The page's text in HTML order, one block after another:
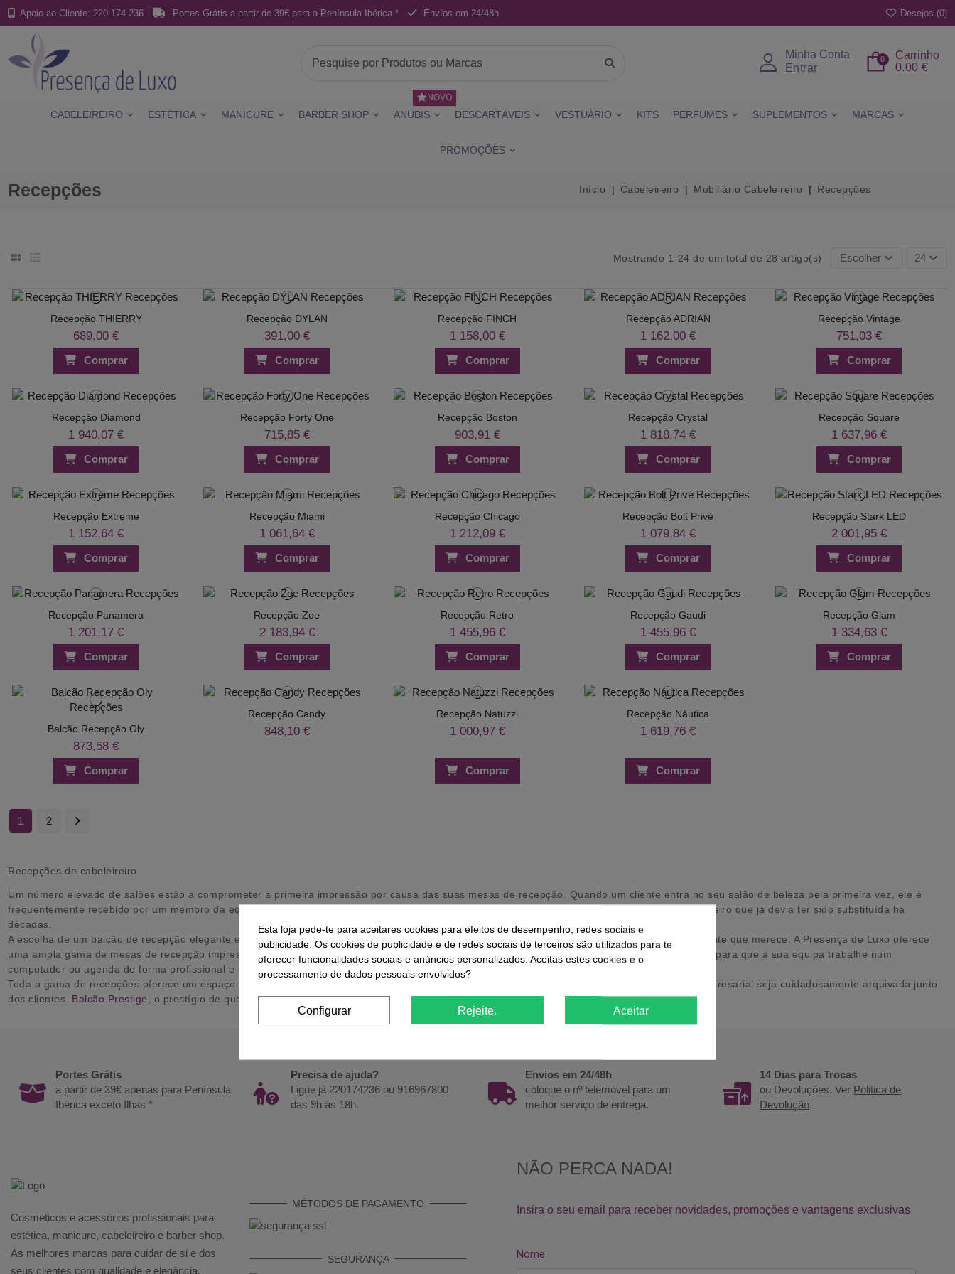
Apoio ao Cliente: 220 174 236 Portes Grátis a partir de 39€ para a Península Ibérica * Envíos em 24/48h Desejos (0)
Minha Conta
Entrar
Carrinho
0
0.00 €
CABELEIREIRO ESTÉTICA MANICURE BARBER SHOP ANUBIS
NOVO
DESCARTÁVEIS VESTUÁRIO KITS PERFUMES SUPLEMENTOS MARCAS
PROMOÇÕES
Recepções Início Cabeleireiro Mobiliário Cabeleireiro Recepções
Mostrando 1-24 de um total de 28 artigo(s) Escolher 24
Recepção THIERRY
689,00 €
Comprar
Recepção DYLAN
391,00 €
Comprar
Recepção FINCH
1 158,00 €
Comprar
Recepção ADRIAN
1 162,00 €
Comprar
Recepção Vintage
751,03 €
Comprar
Recepção Diamond
1 940,07 €
Comprar
Recepção Forty One
715,85 €
Comprar
Recepção Boston
903,91 €
Comprar
Recepção Crystal
1 818,74 €
Comprar
Recepção Square
1 637,96 €
Comprar
Recepção Extreme
1 152,64 €
Comprar
Recepção Miami
1 061,64 €
Comprar
Recepção Chicago
1 212,09 €
Comprar
Recepção Bolt Privé
1 079,84 €
Comprar
Recepção Stark LED
2 001,95 €
Comprar
Recepção Panamera
1 201,17 €
Comprar
Recepção Zoe
2 183,94 €
Comprar
Recepção Retro
1 455,96 €
Comprar
Recepção Gaudi
1 455,96 €
Comprar
Recepção Glam
1 334,63 €
Comprar
Balcão Recepção Oly
873,58 €
Comprar
Recepção Candy
848,10 €
Recepção Natuzzi
1 000,97 €
Comprar
Recepção Náutica
1 619,76 €
Comprar
1 2
Recepções de cabeleireiro
Um número elevado de salões estão a comprometer a primeira impressão por causa das suas mesas de recepção. Quando um cliente entra no seu salão de beleza pela primeira vez, ele é
frequentemente recebido por um membro da equipa, imagine se o funcionário estiver atrás de uma secretária ou uma peça de mobiliário cabeleireiro que já devia ter sido substituída há
décadas.
A escolha de um balcão de recepção elegante e moderno pode retratar o seu negócio a luz certa, dando aos clientes a primeira impressão brilhante que merece. A Presença de Luxo oferece
uma ampla gama de mesas de recepção impressionantes com um ponto focal contemporâneo, combinado com uma sólida superfície de trabalho para que a sua equipa trabalhe num
computador ou agenda de forma profissional e privada.
Toda a gama de recepções oferece um espaço de armazenamento inteligentemente concebido para permitir que toda a sua correspondência empresarial seja cuidadosamente arquivada junto
dos clientes. Balcão Prestige , o prestígio de que precisa!
Portes Grátis
a partir de 39€ apenas para Península
Ibérica exceto Ilhas *
Precisa de ajuda?
Ligue já 220174236 ou 916967800
das 9h às 18h.
Envios em 24/48h
coloque o nº telemóvel para um
melhor serviço de entrega.
14 Dias para Trocas
ou Devoluções. Ver Politica de
Devolução.
Cosméticos e acessórios profissionais para
estética, manicure, cabeleireiro e barber shop.
As melhores marcas para cuidar de si e dos
seus clientes com qualidade e elegância.
MÉTODOS DE PAGAMENTO
SEGURANÇA
Esta loja pede-te para aceitares cookies para efeitos de desempenho, redes sociais e
publicidade. Os cookies de publicidade e de redes sociais de terceiros são utilizados para te
oferecer funcionalidades sociais e anúncios personalizados. Aceitas estes cookies e o
processamento de dados pessoais envolvidos?
Configurar Rejeite. Aceitar